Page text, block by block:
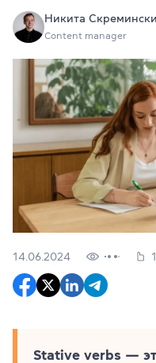
Никита
Content manager
14.06.2024
Stative verbs —